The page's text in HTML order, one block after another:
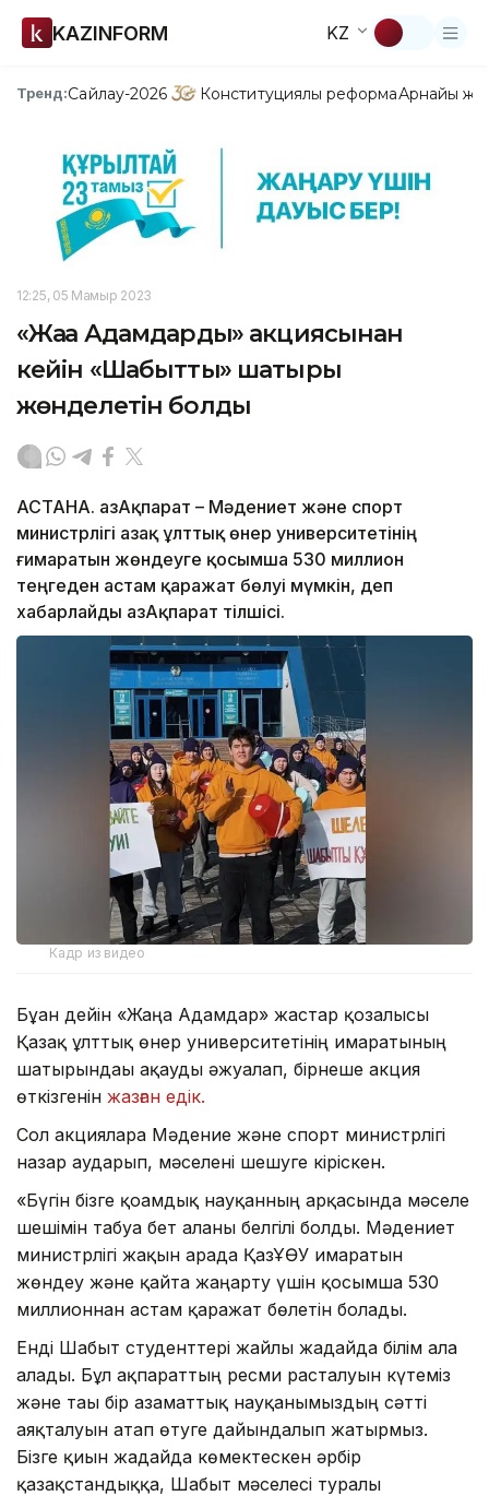
KAZINFORM KZ
Тренд:Сайлау-2026 Конституциялық реформаАрнайы
12:25, 05 Мамыр 2023
«Жаңа Адамдардың» акциясынан
кейін «Шабыттың» шатыры
жөнделетін болды
АСТАНА. ҚазАқпарат – Мәдениет және спорт
министрлігі Қазақ ұлттық өнер университетінің
ғимаратын жөндеуге қосымша 530 миллион
теңгеден астам қаражат бөлуі мүмкін, деп
хабарлайды ҚазАқпарат тілшісі.
Кадр из видео
Бұған дейін «Жаңа Адамдар» жастар қозғалысы
Қазақ ұлттық өнер университетінің ғимаратының
шатырындағы ақауды әжуалап, бірнеше акция
өткізгенін жазған едік.
Сол акцияларға Мәдение және спорт министрлігі
назар аударып, мәселені шешуге кіріскен.
«Бүгін бізге қоғамдық науқанның арқасында мәселе
шешімін табуға бет алғаны белгілі болды. Мәдениет
министрлігі жақын арада ҚазҰӨУ ғимаратын
жөндеу және қайта жаңарту үшін қосымша 530
миллионнан астам қаражат бөлетін болады.
Енді Шабыт студенттері жайлы жағдайда білім ала
алады. Бұл ақпараттың ресми расталуын күтеміз
және тағы бір азаматтық науқанымыздың сәтті
аяқталуын атап өтуге дайындалып жатырмыз.
Бізге қиын жағдайда көмектескен әрбір
қазақстандыққа, Шабыт мәселесі туралы